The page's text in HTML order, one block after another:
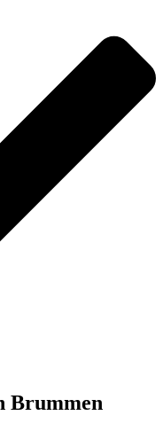
Brummen